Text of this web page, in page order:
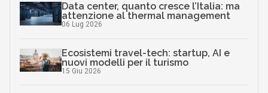
Data center, quanto cresce l’Italia: ma
attenzione al thermal management
06 Lug 2026
Ecosistemi travel-tech: startup, AI e
nuovi modelli per il turismo
15 Giu 2026